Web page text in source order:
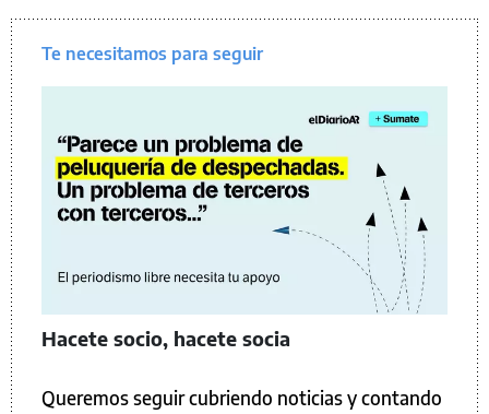
Te necesitamos para seguir
Hacete socio, hacete socia
Queremos seguir cubriendo noticias y contando